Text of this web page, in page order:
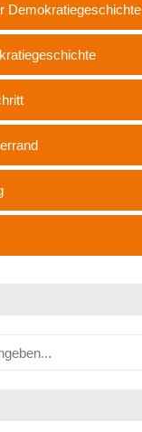
Demokratiegeschichte